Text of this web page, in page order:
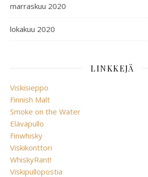
marraskuu 2020
lokakuu 2020
LINKKEJÄ
Viskisieppo
Finnish Malt
Smoke on the Water
Eläväpullo
Finwhisky
Viskikonttori
WhiskyRant!
Viskipullopostia